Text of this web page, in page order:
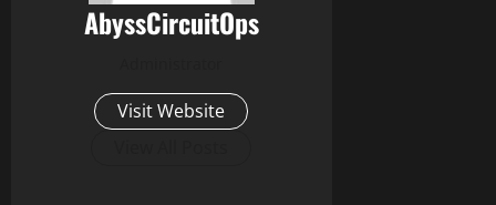
AbyssCircuitOps
Visit Website